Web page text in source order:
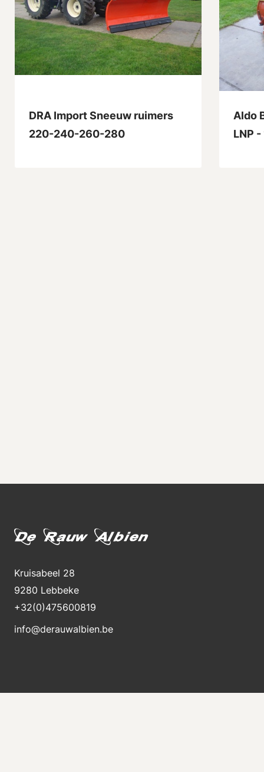
DRA Import Sneeuw ruimers
220-240-260-280
Aldo
LNP
Kruisabeel 28
9280 Lebbeke
+32(0)475600819
info@derauwalbien.be
Bleiben Sie über neue Lagerbestände auf dem